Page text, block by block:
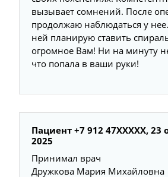
вызывает сомнений. После
продолжаю наблюдаться у
ней планирую ставить
огромное Вам! Ни на минуту
что попала в ваши руки!
Пациент +7 912 47XXXXX, 23
2025
Принимал врач
Дружкова Мария Михайловна